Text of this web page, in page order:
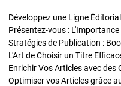
Développez une Ligne
Présentez-vous :
L'Art de Choisir un Titre
Optimiser vos Articles grâce